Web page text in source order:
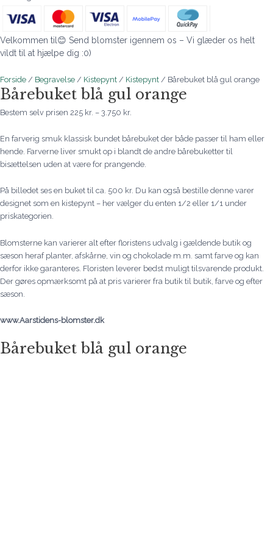
Velkommen til😊 Send blomster igennem os – Vi glæder os helt
vildt til at hjælpe dig :0)
Forside / Begravelse / Kistepynt / Kistepynt / Bårebuket blå gul orange
Bårebuket blå gul orange
Bestem selv prisen 225 kr. – 3.750 kr.
En farverig smuk klassisk bundet bårebuket der både passer til ham eller
hende. Farverne liver smukt op i blandt de andre bårebuketter til
bisættelsen uden at være for prangende.
På billedet ses en buket til ca. 500 kr. Du kan også bestille denne varer
designet som en kistepynt – her vælger du enten 1/2 eller 1/1 under
priskategorien.
Blomsterne kan varierer alt efter floristens udvalg i gældende butik og
sæson heraf planter, afskårne, vin og chokolade m.m. samt farve og kan
derfor ikke garanteres. Floristen leverer bedst muligt tilsvarende produkt.
Der gøres opmærksomt på at pris varierer fra butik til butik, farve og efter
sæson.
www.Aarstidens-blomster.dk
Bårebuket blå gul orange